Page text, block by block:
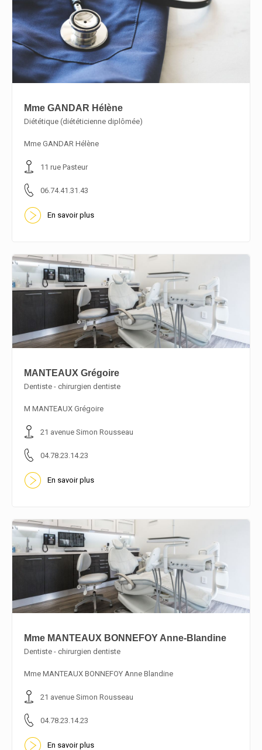
Mme GANDAR Hélène
Diététique (diététicienne diplômée)
Mme GANDAR Hélène
11 rue Pasteur
06.74.41.31.43
En savoir plus
En savoir plus
MANTEAUX Grégoire
Dentiste - chirurgien dentiste
M MANTEAUX Grégoire
21 avenue Simon Rousseau
04.78.23.14.23
En savoir plus
En savoir plus
Mme MANTEAUX BONNEFOY Anne-Blandine
Dentiste - chirurgien dentiste
Mme MANTEAUX BONNEFOY Anne Blandine
21 avenue Simon Rousseau
04.78.23.14.23
En savoir plus